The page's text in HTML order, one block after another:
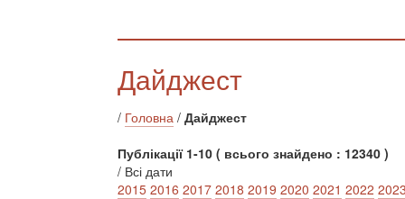
Дайджест
/ Головна / Дайджест
Публікації 1-10 ( всього знайдено : 12340 )
/ Всі дати
2015 2016 2017 2018 2019 2020 2021 2022